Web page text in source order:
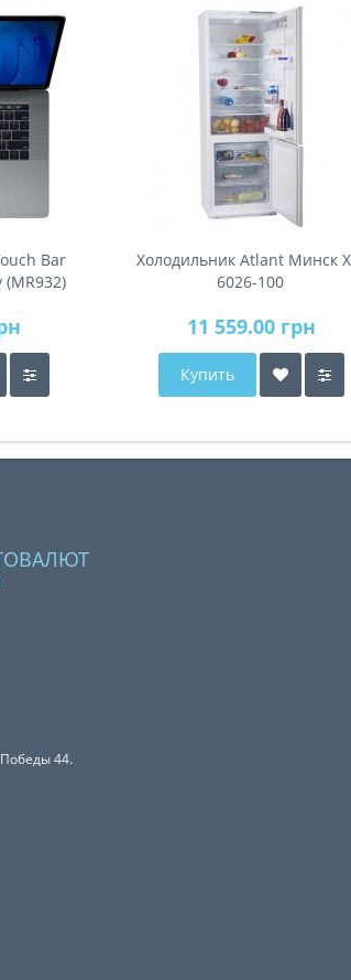
Bar
(MR932)
Холодильник Atlant Минск
6026-100
11 559.00 грн
Купить
44.